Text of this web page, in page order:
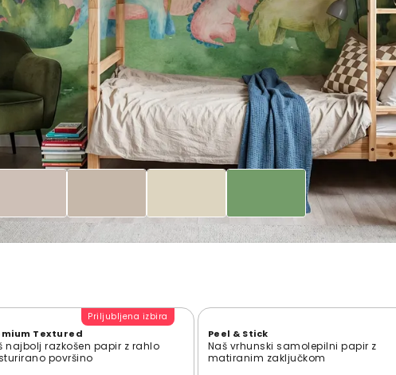
Priljubljena izbira
Textured
najbolj razkošen papir z rahlo
površino
Peel & Stick
Naš vrhunski samolepilni papir z
matiranim zaključkom